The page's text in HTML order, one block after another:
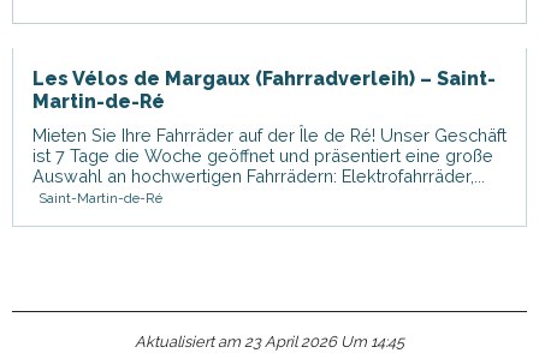
Les Vélos de Margaux (Fahrradverleih) – Saint-
Martin-de-Ré
Mieten Sie Ihre Fahrräder auf der Île de Ré! Unser Geschäft
ist 7 Tage die Woche geöffnet und präsentiert eine große
Auswahl an hochwertigen Fahrrädern: Elektrofahrräder,...
Saint-Martin-de-Ré
Aktualisiert am 23 April 2026 Um 14:45